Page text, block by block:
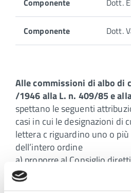
Odontoiatri:
Componente Dott.
Alle commissioni di albo di
/1946 alla L. n. 409/85 e
spettano le seguenti
casi in cui le designazioni di
lettera c riguardino uno o
dell’intero ordine
a) proporre al Consiglio
del professionista;
b) assumere, nel rispetto